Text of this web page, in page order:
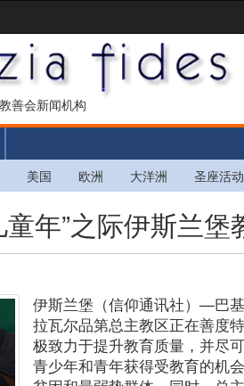
善会新闻机构
美国 欧洲 大洋洲 圣座活动
年”之际伊斯兰
伊斯兰堡（信仰通讯社）—巴
拉瓦尔品第总主教区正在善度
极致力于提升教育质量，并尽可
青少年和青年获得受教育的机